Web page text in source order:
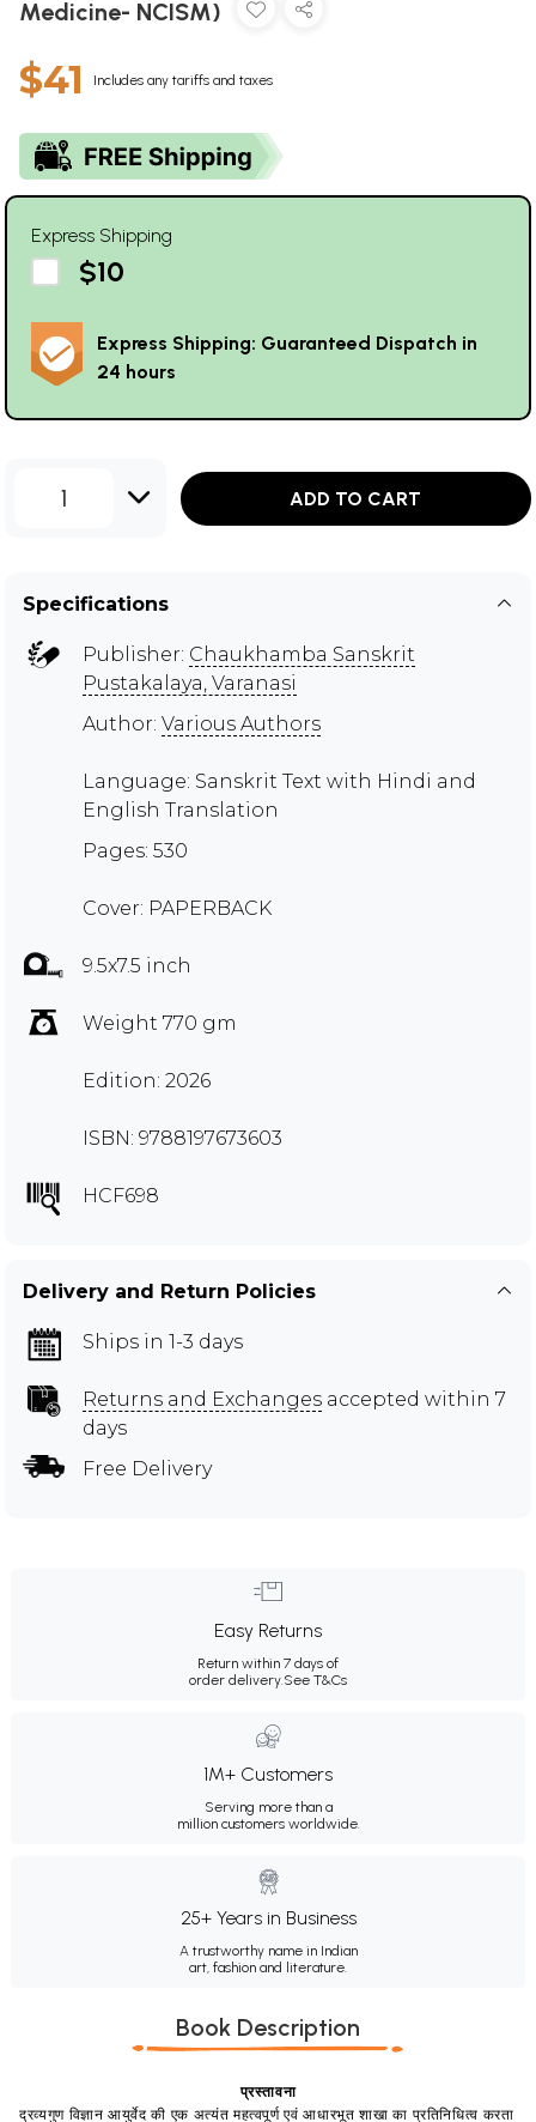
Medicine- NCISM)
$41 Includes any tariffs and taxes
Express Shipping
$10
Express Shipping: Guaranteed Dispatch in
24 hours
1 ADD TO CART
Specifications
Publisher: Chaukhamba Sanskrit
Pustakalaya, Varanasi
Author: Various Authors
Language: Sanskrit Text with Hindi and
English Translation
Pages: 530
Cover: PAPERBACK
9.5x7.5 inch
Weight 770 gm
Edition: 2026
ISBN: 9788197673603
HCF698
Delivery and Return Policies
Ships in 1-3 days
Returns and Exchanges accepted within 7
days
Free Delivery
Easy Returns
Return within 7 days of
order delivery.See T&Cs
1M+ Customers
Serving more than a
million customers worldwide.
25+ Years in Business
A trustworthy name in Indian
art, fashion and literature.
Book Description
प्रस्तावना
द्रव्यगुण विज्ञान आयुर्वेद की एक अत्यंत महत्वपूर्ण एवं आधारभूत शाखा का प्रतिनिधित्व करता